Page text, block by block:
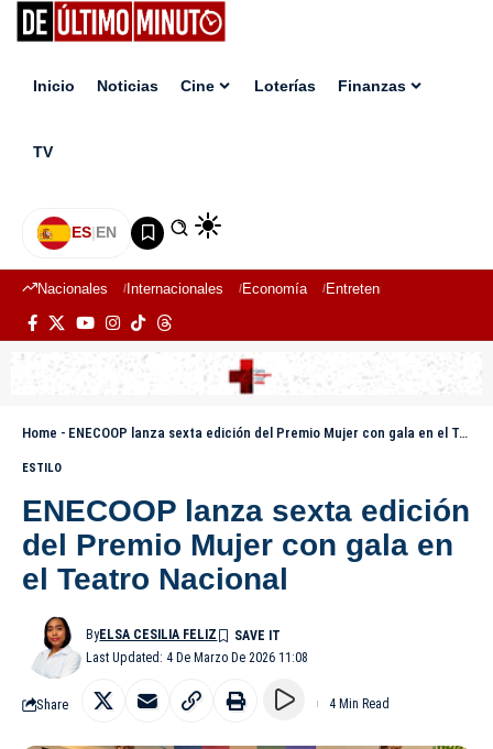
Inicio Noticias Cine Loterías Finanzas
TV
ES|EN
Nacionales Internacionales Economía Entretenimiento
Home - ENECOOP lanza sexta edición del Premio Mujer con gala en el Teatro Nacional
ESTILO
ENECOOP lanza sexta edición
del Premio Mujer con gala en
el Teatro Nacional
Last Updated: 4 De Marzo De 2026 11:08
ByELSA CESILIA FELIZ
Share 4 Min Read